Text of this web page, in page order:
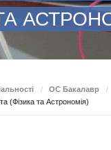
/ ОС Бакалавр
/
(Фізика та Астрономія)